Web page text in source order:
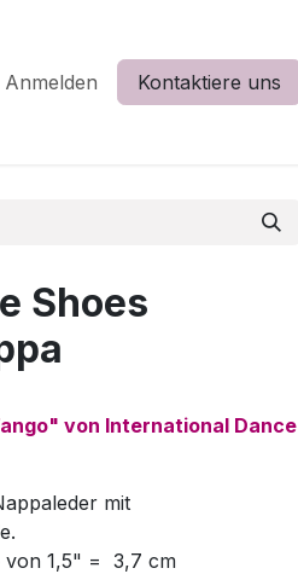
Anmelden Kontaktiere uns
Shoes
von International Dance
mit
von 1,5" = 3,7 cm